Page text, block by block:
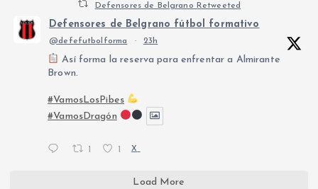
Defensores de Belgrano Retweeted
Defensores de Belgrano fútbol formativo
@defefutbolforma · 23h
Así forma la reserva para enfrentar a Almirante
Brown.
#VamosLosPibes
#VamosDragón
X
Load More